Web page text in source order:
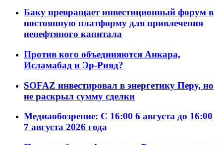
Баку превращает инвестиционный форум в
постоянную платформу для привлечения
ненефтяного капитала
Против кого объединяются Анкара,
Исламабад и Эр-Рияд?
SOFAZ инвестировал в энергетику Перу, но
не раскрыл сумму сделки
Медиаобозрение: С 16:00 6 августа до 16:00
7 августа 2026 года